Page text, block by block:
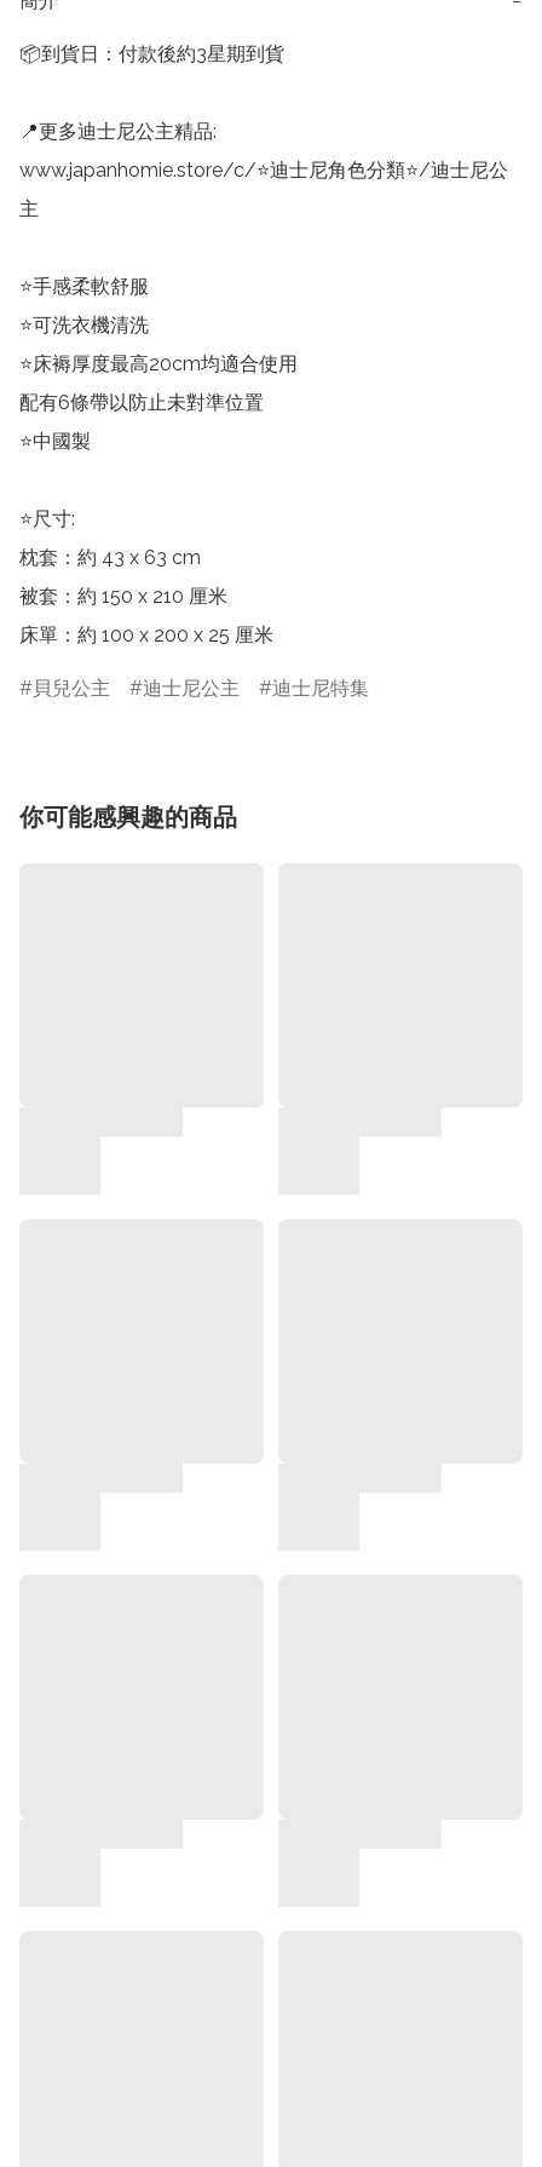
📦到貨日：付款後約3星期到貨
📍更多迪士尼公主精品:
www.japanhomie.store/c/⭐迪士尼角色分類⭐/迪士尼公
主
⭐手感柔軟舒服
⭐可洗衣機清洗
⭐床褥厚度最高20cm均適合使用
配有6條帶以防止未對準位置
⭐中國製
⭐尺寸:
枕套：約 43 x 63 cm
被套：約 150 x 210 厘米
床單：約 100 x 200 x 25 厘米
貝兒公主 迪士尼公主 迪士尼特集
你可能感興趣的商品